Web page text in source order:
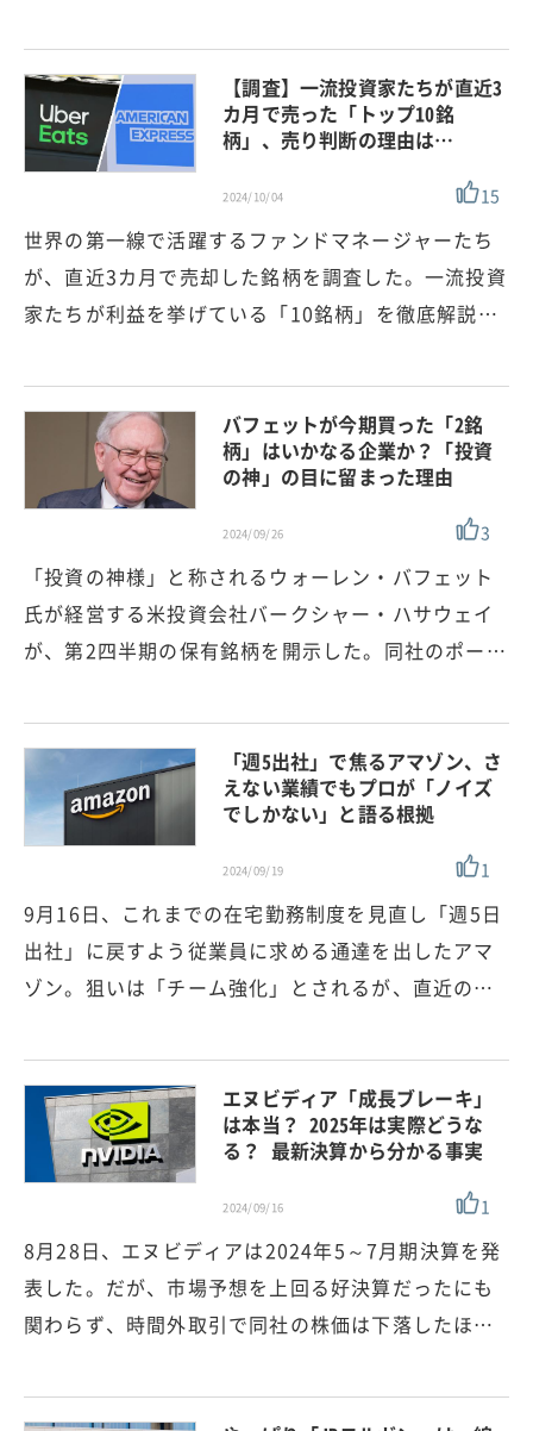
【調査】一流投資家たちが直近3
カ月で売った「トップ10銘
柄」、売り判断の理由は…
2024/10/04 15
世界の第一線で活躍するファンドマネージャーたち
が、直近3カ月で売却した銘柄を調査した。一流投資
家たちが利益を挙げている「10銘柄」を徹底解説…
バフェットが今期買った「2銘
柄」はいかなる企業か？「投資
の神」の目に留まった理由
2024/09/26 3
「投資の神様」と称されるウォーレン・バフェット
氏が経営する米投資会社バークシャー・ハサウェイ
が、第2四半期の保有銘柄を開示した。同社のポー…
「週5出社」で焦るアマゾン、さ
えない業績でもプロが「ノイズ
でしかない」と語る根拠
2024/09/19 1
9月16日、これまでの在宅勤務制度を見直し「週5日
出社」に戻すよう従業員に求める通達を出したアマ
ゾン。狙いは「チーム強化」とされるが、直近の…
エヌビディア「成長ブレーキ」
は本当？ 2025年は実際どうな
る？ 最新決算から分かる事実
2024/09/16 1
8月28日、エヌビディアは2024年5～7月期決算を発
表した。だが、市場予想を上回る好決算だったにも
関わらず、時間外取引で同社の株価は下落したほ…